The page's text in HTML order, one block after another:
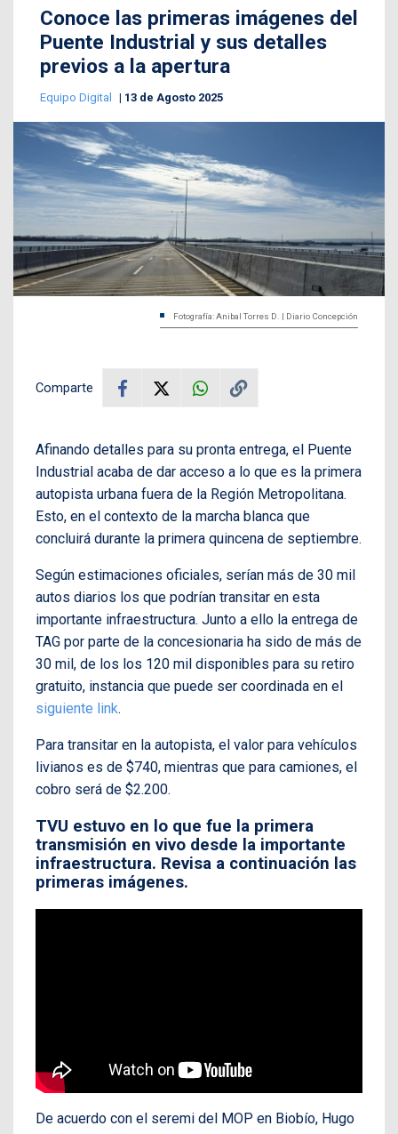
Conoce las primeras imágenes del
Puente Industrial y sus detalles
previos a la apertura
Equipo Digital 13 de Agosto 2025
Fotografía: Anibal Torres D. | Diario Concepción
Comparte
Afinando detalles para su pronta entrega, el Puente
Industrial acaba de dar acceso a lo que es la primera
autopista urbana fuera de la Región Metropolitana.
Esto, en el contexto de la marcha blanca que
concluirá durante la primera quincena de septiembre.
Según estimaciones oficiales, serían más de 30 mil
autos diarios los que podrían transitar en esta
importante infraestructura. Junto a ello la entrega de
TAG por parte de la concesionaria ha sido de más de
30 mil, de los los 120 mil disponibles para su retiro
gratuito, instancia que puede ser coordinada en el
siguiente link.
Para transitar en la autopista, el valor para vehículos
livianos es de $740, mientras que para camiones, el
cobro será de $2.200.
TVU estuvo en lo que fue la primera
transmisión en vivo desde la importante
infraestructura. Revisa a continuación las
primeras imágenes.
De acuerdo con el seremi del MOP en Biobío, Hugo